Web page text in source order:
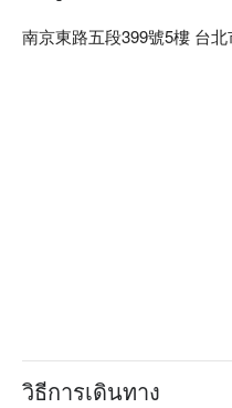
南京東路五段399號5樓 台
วิธีการเดินทาง